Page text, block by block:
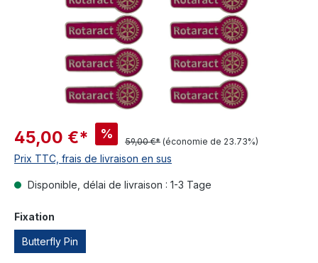
45,00 €* %
59,00 €* (économie de 23.73%)
Prix TTC, frais de livraison en sus
Disponible, délai de livraison : 1-3 Tage
Fixation
Butterfly Pin